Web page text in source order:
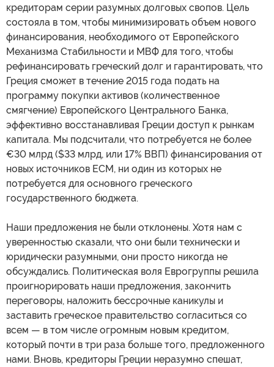
кредиторам серии разумных долговых свопов. Цель
состояла в том, чтобы минимизировать объем нового
финансирования, необходимого от Европейского
Механизма Стабильности и МВФ для того, чтобы
рефинансировать греческий долг и гарантировать, что
Греция сможет в течение 2015 года подать на
программу покупки активов (количественное
смягчение) Европейского Центрального Банка,
эффективно восстанавливая Греции доступ к рынкам
капитала. Мы подсчитали, что потребуется не более
€30 млрд ($33 млрд, или 17% ВВП) финансирования от
новых источников ЕСМ, ни один из которых не
потребуется для основного греческого
государственного бюджета.
Наши предложения не были отклонены. Хотя нам с
уверенностью сказали, что они были технически и
юридически разумными, они просто никогда не
обсуждались. Политическая воля Еврогруппы решила
проигнорировать наши предложения, закончить
переговоры, наложить бессрочные каникулы и
заставить греческое правительство согласиться со
всем — в том числе огромным новым кредитом,
который почти в три раза больше того, предложенного
нами. Вновь, кредиторы Греции неразумно спешат,